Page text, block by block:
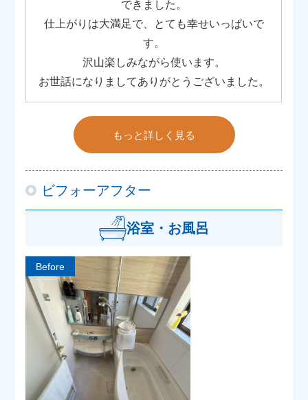
できました。
仕上がりは大満足で、とても幸せいっぱいで
す。
沢山楽しみながら使います。
お世話になりましてありがとうございました。
もっと詳しく見る
ビフォーアフター
浴室・お風呂
Before